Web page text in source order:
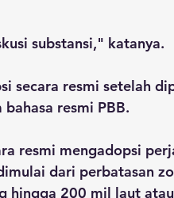
substansi," katanya.
secara resmi setelah
resmi PBB.
resmi mengadopsi
dari perbatasan
hingga 200 mil laut